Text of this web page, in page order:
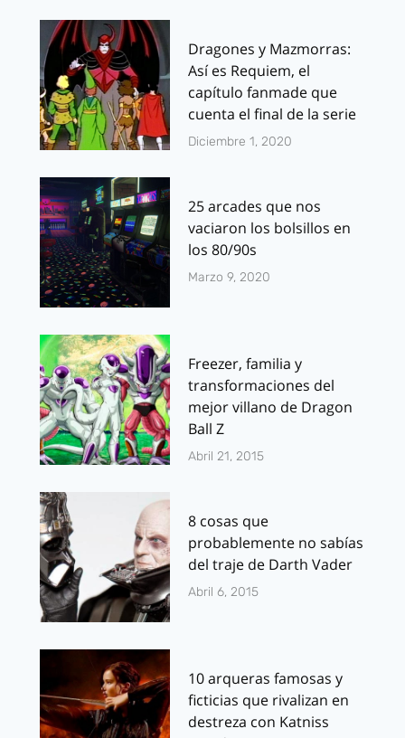
Dragones y Mazmorras:
Así es Requiem, el
capítulo fanmade que
cuenta el final de la serie
Diciembre 1, 2020
25 arcades que nos
vaciaron los bolsillos en
los 80/90s
Marzo 9, 2020
Freezer, familia y
transformaciones del
mejor villano de Dragon
Ball Z
Abril 21, 2015
8 cosas que
probablemente no sabías
del traje de Darth Vader
Abril 6, 2015
10 arqueras famosas y
ficticias que rivalizan en
destreza con Katniss